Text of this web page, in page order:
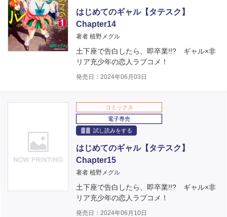
はじめてのギャル【タテスク】
Chapter14
著者 植野メグル
土下座で告白したら、即卒業!!? ギャル×非
リア充少年の恋人ラブコメ！
発売日：2024年06月03日
コミックス
電子専売
試し読みをする
はじめてのギャル【タテスク】
Chapter15
著者 植野メグル
土下座で告白したら、即卒業!!? ギャル×非
リア充少年の恋人ラブコメ！
発売日：2024年06月10日